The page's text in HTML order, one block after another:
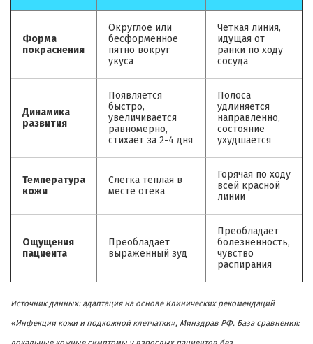
Форма
покраснения
Округлое или
бесформенное
пятно вокруг
укуса
Четкая линия,
идущая от
ранки по ходу
сосуда
Динамика
развития
Появляется
быстро,
увеличивается
равномерно,
стихает за 2-4 дня
Полоса
удлиняется
направленно,
состояние
ухудшается
Температура
кожи
Слегка теплая в
месте отека
Горячая по ходу
всей красной
линии
Ощущения
пациента
Преобладает
выраженный зуд
Преобладает
болезненность,
чувство
распирания
Источник данных: адаптация на основе Клинических рекомендаций
«Инфекции кожи и подкожной клетчатки», Минздрав РФ. База сравнения: